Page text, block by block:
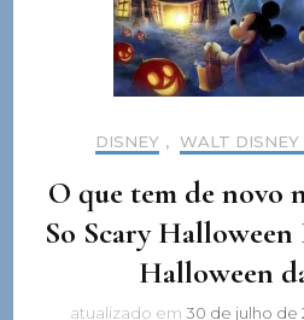
DISNEY , WALT DISNEY
O que tem de novo
So Scary Halloween
Halloween
atualizado em 30 de julho de